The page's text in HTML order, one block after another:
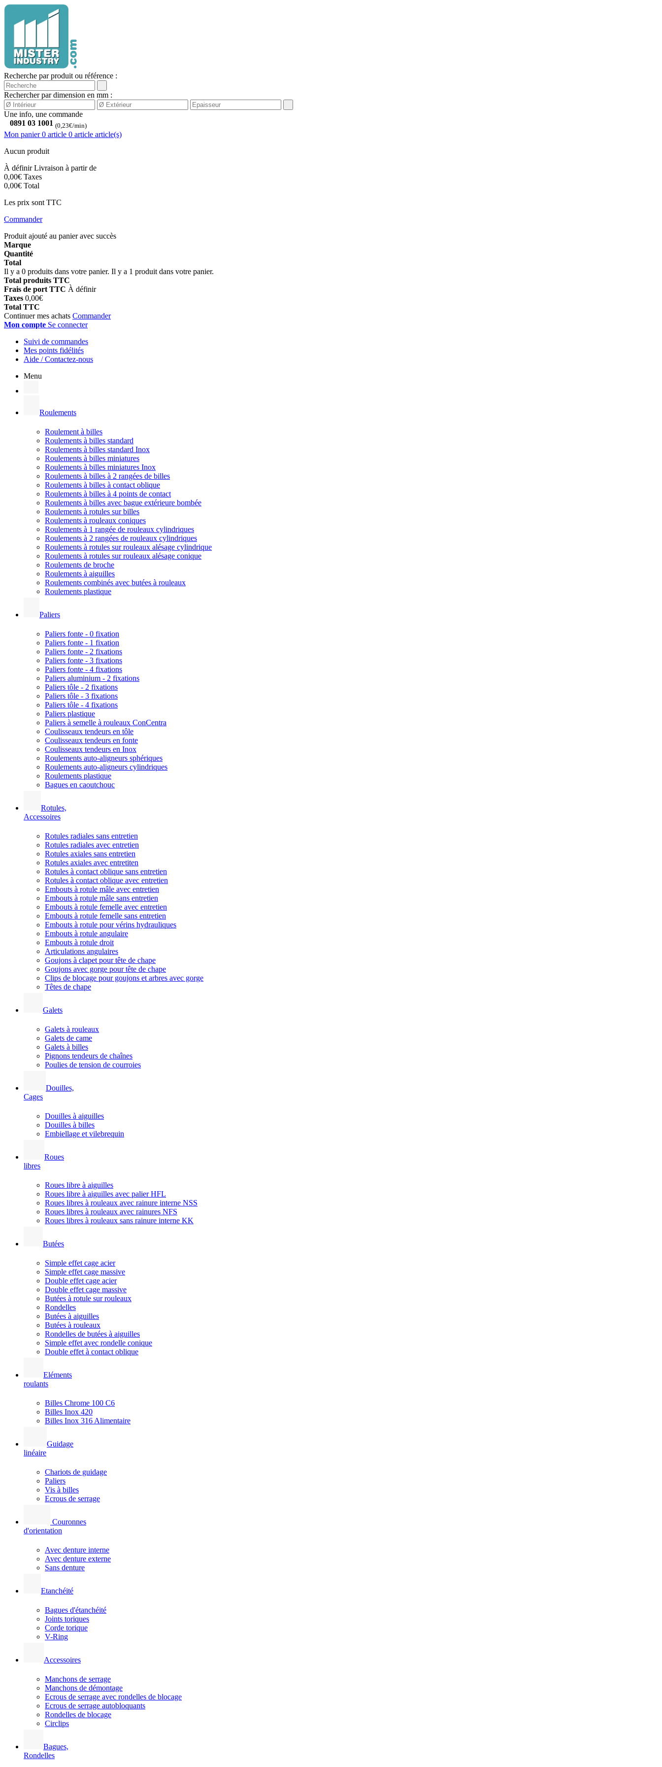
Recherche par produit ou référence :
Rechercher par dimension en mm :
Une info, une commande
0891 03 1001 (0,23€/min)
Mon panier 0 article 0 article article(s)
Aucun produit
À définirLivraison à partir de
0,00€ Taxes
0,00€ Total
Les prix sont TTC
Commander
Produit ajouté au panier avec succès
Marque
Quantité
Total
Il y a 0 produits dans votre panier. Il y a 1 produit dans votre panier.
Total produits TTC
Frais de port TTC À définir
Taxes 0,00€
Total TTC
Continuer mes achats Commander
Mon compte Se connecter
Suivi de commandes
Mes points fidélités
Aide / Contactez-nous
Menu
Roulements
Roulement à billes
Roulements à billes standard
Roulements à billes standard Inox
Roulements à billes miniatures
Roulements à billes miniatures Inox
Roulements à billes à 2 rangées de billes
Roulements à billes à contact oblique
Roulements à billes à 4 points de contact
Roulements à billes avec bague extérieure bombée
Roulements à rotules sur billes
Roulements à rouleaux coniques
Roulements à 1 rangée de rouleaux cylindriques
Roulements à 2 rangées de rouleaux cylindriques
Roulements à rotules sur rouleaux alésage cylindrique
Roulements à rotules sur rouleaux alésage conique
Roulements de broche
Roulements à aiguilles
Roulements combinés avec butées à rouleaux
Roulements plastique
Paliers
Paliers fonte - 0 fixation
Paliers fonte - 1 fixation
Paliers fonte - 2 fixations
Paliers fonte - 3 fixations
Paliers fonte - 4 fixations
Paliers aluminium - 2 fixations
Paliers tôle - 2 fixations
Paliers tôle - 3 fixations
Paliers tôle - 4 fixations
Paliers plastique
Paliers à semelle à rouleaux ConCentra
Coulisseaux tendeurs en tôle
Coulisseaux tendeurs en fonte
Coulisseaux tendeurs en Inox
Roulements auto-aligneurs sphériques
Roulements auto-aligneurs cylindriques
Roulements plastique
Bagues en caoutchouc
Rotules,
Accessoires
Rotules radiales sans entretien
Rotules radiales avec entretien
Rotules axiales sans entretien
Rotules axiales avec entretiten
Rotules à contact oblique sans entretien
Rotules à contact oblique avec entretien
Embouts à rotule mâle avec entretien
Embouts à rotule mâle sans entretien
Embouts à rotule femelle avec entretien
Embouts à rotule femelle sans entretien
Embouts à rotule pour vérins hydrauliques
Embouts à rotule angulaire
Embouts à rotule droit
Articulations angulaires
Goujons à clapet pour tête de chape
Goujons avec gorge pour tête de chape
Clips de blocage pour goujons et arbres avec gorge
Têtes de chape
Galets
Galets à rouleaux
Galets de came
Galets à billes
Pignons tendeurs de chaînes
Poulies de tension de courroies
Douilles,
Cages
Douilles à aiguilles
Douilles à billes
Embiellage et vilebrequin
Roues
libres
Roues libre à aiguilles
Roues libre à aiguilles avec palier HFL
Roues libres à rouleaux avec rainure interne NSS
Roues libres à rouleaux avec rainures NFS
Roues libres à rouleaux sans rainure interne KK
Butées
Simple effet cage acier
Simple effet cage massive
Double effet cage acier
Double effet cage massive
Butées à rotule sur rouleaux
Rondelles
Butées à aiguilles
Butées à rouleaux
Rondelles de butées à aiguilles
Simple effet avec rondelle conique
Double effet à contact oblique
Eléments
roulants
Billes Chrome 100 C6
Billes Inox 420
Billes Inox 316 Alimentaire
Guidage
linéaire
Chariots de guidage
Paliers
Vis à billes
Ecrous de serrage
Couronnes
d'orientation
Avec denture interne
Avec denture externe
Sans denture
Etanchéité
Bagues d'étanchéité
Joints toriques
Corde torique
V-Ring
Accessoires
Manchons de serrage
Manchons de démontage
Ecrous de serrage avec rondelles de blocage
Ecrous de serrage autobloquants
Rondelles de blocage
Circlips
Bagues,
Rondelles